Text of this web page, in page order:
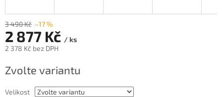
3 490 Kč –17 %
2 877 Kč / ks
2 378 Kč bez DPH
cena:
Zvolte variantu
Velikost